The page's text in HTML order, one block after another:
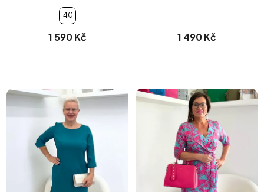
40
1 590 Kč 1 490 Kč